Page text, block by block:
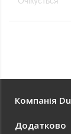
Компанія
Додатково